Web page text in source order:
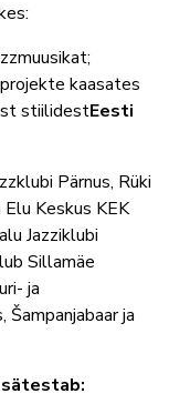
kaasates
stiilidestEesti
Pärnus, Rüki
Elu Keskus KEK
Jazziklubi
Sillamäe
ja
ja